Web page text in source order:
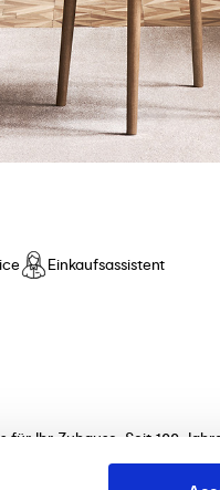
Einkaufsassistent
Ihr Zuhause. Seit 100
von Tischen, Stühlen,